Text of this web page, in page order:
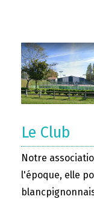
Le Club
Notre
l'époque, elle